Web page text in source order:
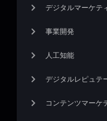
デジタルマーケテ
事業開発
人工知能
デジタルレピュテ
コンテンツマーケ